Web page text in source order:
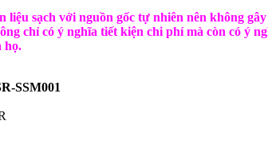
liệu sạch với nguồn gốc tự nhiên nên không
chỉ có ý nghĩa tiết kiện chi phí mà còn có ý
họ.
SSM001